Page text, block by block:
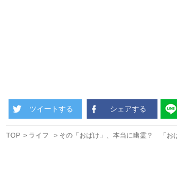
ツイートする シェアする
TOP ライフ その「おばけ」、本当に幽霊？ 「お